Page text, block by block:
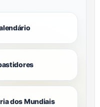
dos Mundiais